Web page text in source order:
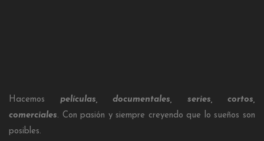
Hacemos películas, documentales, series, cortos,
comerciales. Con pasión y siempre creyendo que lo sueños son
posibles.